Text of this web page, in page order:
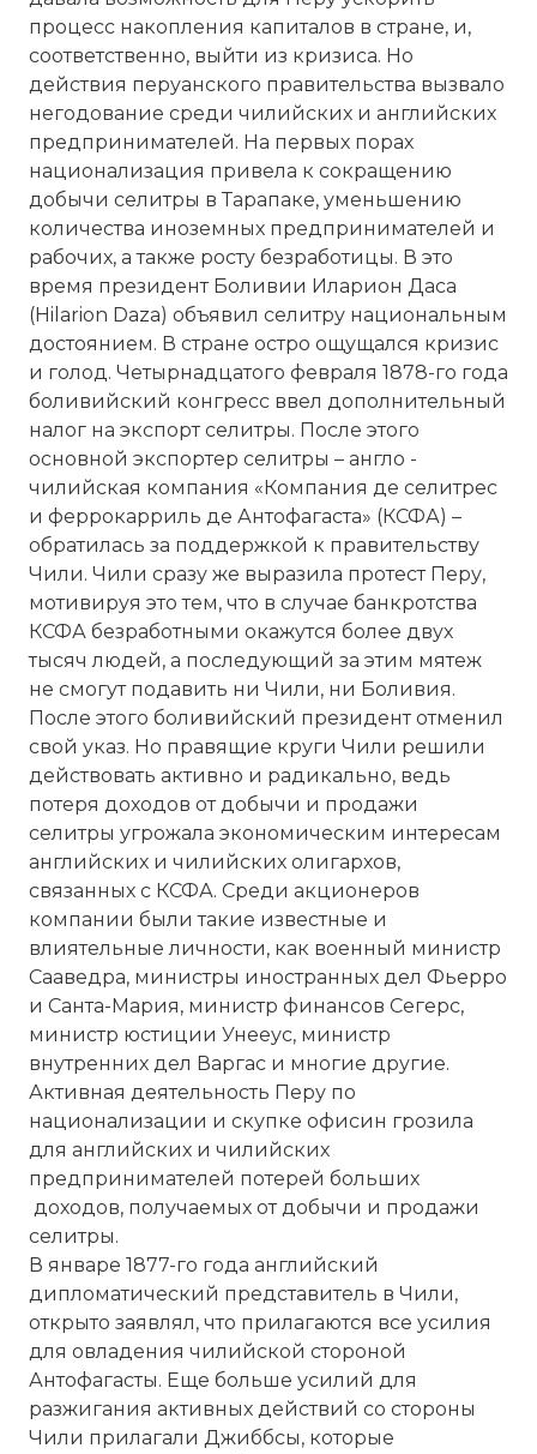
процесс накопления капиталов в стране, и,
соответственно, выйти из кризиса. Но
действия перуанского правительства вызвало
негодование среди чилийских и английских
предпринимателей. На первых порах
национализация привела к сокращению
добычи селитры в Тарапаке, уменьшению
количества иноземных предпринимателей и
рабочих, а также росту безработицы. В это
время президент Боливии Иларион Даса
(Hilarion Daza) объявил селитру национальным
достоянием. В стране остро ощущался кризис
и голод. Четырнадцатого февраля 1878-го года
боливийский конгресс ввел дополнительный
налог на экспорт селитры. После этого
основной экспортер селитры – англо -
чилийская компания «Компания де селитрес
и феррокарриль де Антофагаста» (КСФА) –
обратилась за поддержкой к правительству
Чили. Чили сразу же выразила протест Перу,
мотивируя это тем, что в случае банкротства
КСФА безработными окажутся более двух
тысяч людей, а последующий за этим мятеж
не смогут подавить ни Чили, ни Боливия.
После этого боливийский президент отменил
свой указ. Но правящие круги Чили решили
действовать активно и радикально, ведь
потеря доходов от добычи и продажи
селитры угрожала экономическим интересам
английских и чилийских олигархов,
связанных с КСФА. Среди акционеров
компании были такие известные и
влиятельные личности, как военный министр
Сааведра, министры иностранных дел Фьерро
и Санта-Мария, министр финансов Сегерс,
министр юстиции Унееус, министр
внутренних дел Варгас и многие другие.
Активная деятельность Перу по
национализации и скупке офисин грозила
для английских и чилийских
предпринимателей потерей больших
доходов, получаемых от добычи и продажи
селитры.
В январе 1877-го года английский
дипломатический представитель в Чили,
открыто заявлял, что прилагаются все усилия
для овладения чилийской стороной
Антофагасты. Еще больше усилий для
разжигания активных действий со стороны
Чили прилагали Джиббсы, которые